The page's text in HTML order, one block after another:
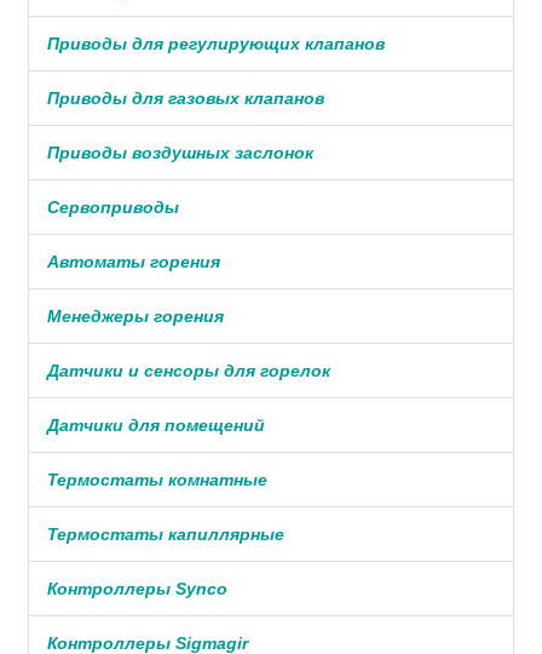
Приводы для регулирующих клапанов
Приводы для газовых клапанов
Приводы воздушных заслонок
Сервоприводы
Автоматы горения
Менеджеры горения
Датчики и сенсоры для горелок
Датчики для помещений
Термостаты комнатные
Термостаты капиллярные
Контроллеры Synco
Контроллеры Sigmagir